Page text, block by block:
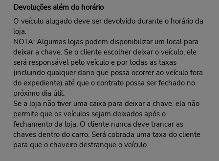
Devoluções além do horário
O veículo alugado deve ser devolvido durante o horário da
loja.
NOTA: Algumas lojas podem disponibilizar um local para
deixar a chave. Se o cliente escolher deixar o veículo, ele
será responsável pelo veículo e por todas as taxas
(incluindo qualquer dano que possa ocorrer ao veículo fora
do expediente) até que o contrato possa ser fechado no
próximo dia útil.
Se a loja não tiver uma caixa para deixar a chave, ela não
permite que os veículos sejam deixados após o
fechamento da loja. O cliente nunca deve trancar as
chaves dentro do carro. Será cobrada uma taxa do cliente
para que o chaveiro destranque o veículo.